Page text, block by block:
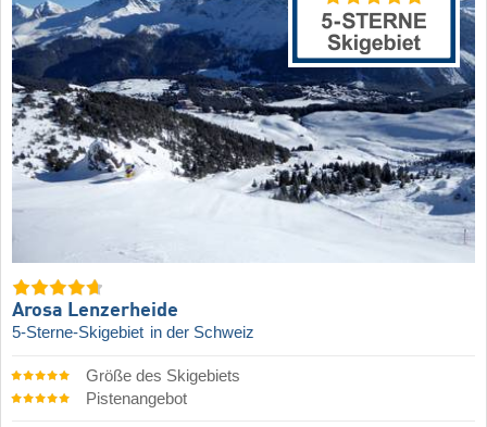
Arosa Lenzerheide
5-Sterne-Skigebiet in der Schweiz
Größe des Skigebiets
Pistenangebot